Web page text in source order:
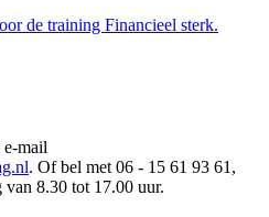
de training Financieel sterk.
e-mail
. Of bel met 06 - 15 61 93 61,
van 8.30 tot 17.00 uur.